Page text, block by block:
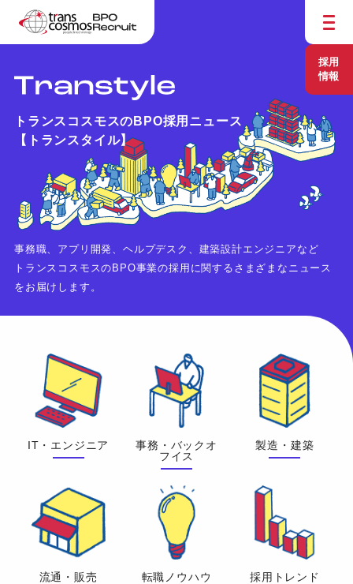
採用
情報
トランスコスモスのBPO採用ニュース
【トランスタイル】
事務職、アプリ開発、ヘルプデスク、建築設計エンジニアなど
トランスコスモスのBPO事業の採用に関するさまざまなニュース
をお届けします。
IT・エンジニア
事務・バックオ
フイス
製造・建築
流通・販売 転職ノウハウ 採用トレンド